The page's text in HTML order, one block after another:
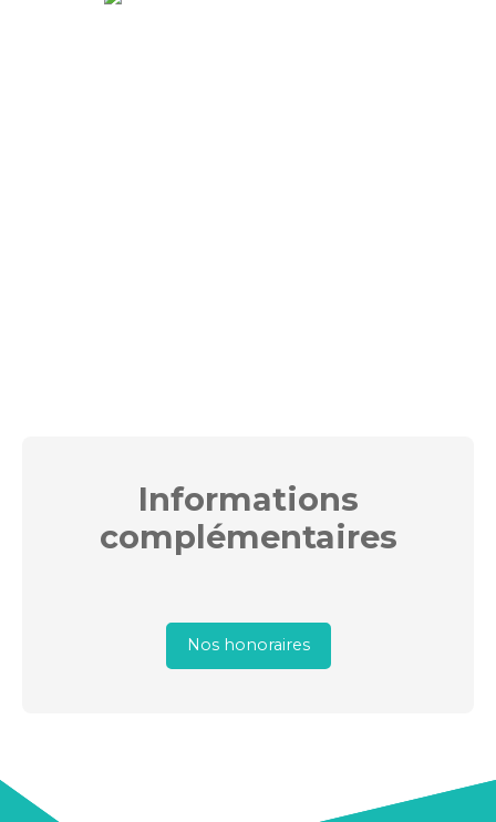
Informations
complémentaires
Nos honoraires